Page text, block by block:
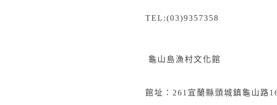
TEL:(03)9357358
龜山島漁村文化館
館址： 261 宜蘭縣頭城鎮龜山路